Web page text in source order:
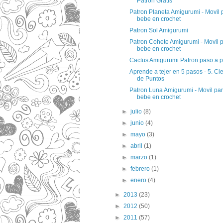
Patron Planeta Amigurumi - Movil
bebe en crochet
Patron Sol Amigurumi
Patron Cohete Amigurumi - Movil
bebe en crochet
Cactus Amigurumi Patron paso a
Арrеndе а tејеr еn 5 раsоs - 5.
de Puntos
Patron Luna Amigurumi - Movil
bebe en crochet
►julio (8)
►junio (4)
►mayo (3)
►abril (1)
►marzo (1)
►febrero (1)
►enero (4)
► 2013 (23)
► 2012 (50)
► 2011 (57)